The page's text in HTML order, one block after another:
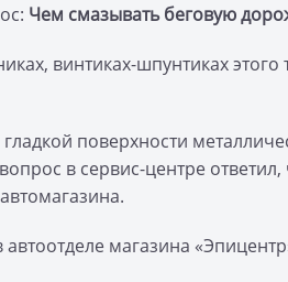
Чем смазывать беговую
винтиках-шпунтиках
гладкой поверхности
в сервис-центре
магазина